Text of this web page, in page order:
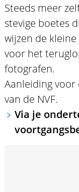
Steeds meer
stevige boetes
wijzen de
voor het
fotografen.
Aanleiding
van de NVF.
Via je